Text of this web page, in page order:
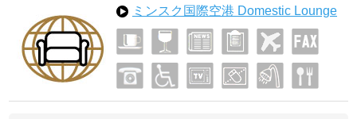
ミンスク国際空港 Domestic Lounge